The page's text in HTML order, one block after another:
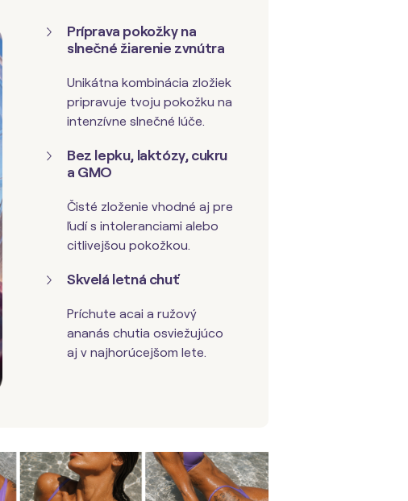
Príprava pokožky na
slnečné žiarenie zvnútra
Unikátna kombinácia zložiek
pripravuje tvoju pokožku na
intenzívne slnečné lúče.
Bez lepku, laktózy, cukru
a GMO
Čisté zloženie vhodné aj pre
ľudí s intoleranciami alebo
citlivejšou pokožkou.
Skvelá letná chuť
Príchute acai a ružový
ananás chutia osviežujúco
aj v najhorúcejšom lete.